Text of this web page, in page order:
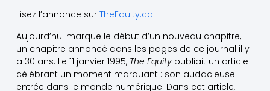
Lisez l’annonce sur TheEquity.ca.
Aujourd’hui marque le début d’un nouveau chapitre,
un chapitre annoncé dans les pages de ce journal il y
a 30 ans. Le 11 janvier 1995, The Equitypubliait un article
célébrant un moment marquant : son audacieuse
entrée dans le monde numérique. Dans cet article,